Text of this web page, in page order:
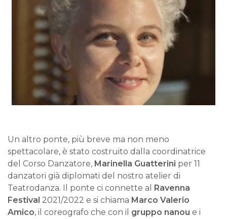
Un altro ponte, più breve ma non meno
spettacolare, è stato costruito dalla coordinatrice
del Corso Danzatore, Marinella Guatterini per 11
danzatori già diplomati del nostro atelier di
Teatrodanza. Il ponte ci connette al Ravenna
Festival 2021/2022 e si chiama Marco Valerio
Amico, il coreografo che con il gruppo nanou e i